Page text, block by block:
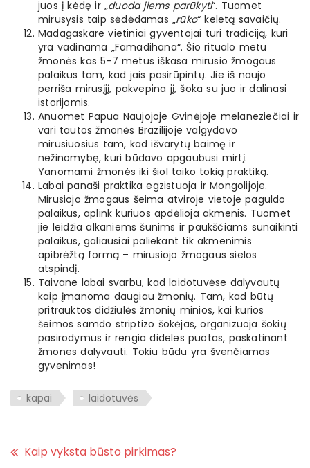
juos į kėdę ir „duoda jiems parūkyti“. Tuomet
mirusysis taip sėdėdamas „rūko“ keletą savaičių.
Madagaskare vietiniai gyventojai turi tradiciją, kuri
yra vadinama „Famadihana“. Šio ritualo metu
žmonės kas 5-7 metus iškasa mirusio žmogaus
palaikus tam, kad jais pasirūpintų. Jie iš naujo
perriša mirusįjį, pakvepina jį, šoka su juo ir dalinasi
istorijomis.
Anuomet Papua Naujojoje Gvinėjoje melaneziečiai ir
vari tautos žmonės Brazilijoje valgydavo
mirusiuosius tam, kad išvarytų baimę ir
nežinomybę, kuri būdavo apgaubusi mirtį.
Yanomami žmonės iki šiol taiko tokią praktiką.
Labai panaši praktika egzistuoja ir Mongolijoje.
Mirusiojo žmogaus šeima atviroje vietoje paguldo
palaikus, aplink kuriuos apdėlioja akmenis. Tuomet
jie leidžia alkaniems šunims ir paukščiams sunaikinti
palaikus, galiausiai paliekant tik akmenimis
apibrėžtą formą – mirusiojo žmogaus sielos
atspindį.
Taivane labai svarbu, kad laidotuvėse dalyvautų
kaip įmanoma daugiau žmonių. Tam, kad būtų
pritrauktos didžiulės žmonių minios, kai kurios
šeimos samdo striptizo šokėjas, organizuoja šokių
pasirodymus ir rengia dideles puotas, paskatinant
žmones dalyvauti. Tokiu būdu yra švenčiamas
gyvenimas!
kapai laidotuvės
Kaip vyksta būsto pirkimas?